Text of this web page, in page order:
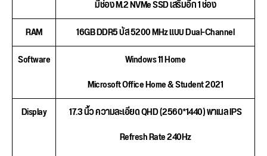
มีช่อง M.2 NVMe SSD เสริมอีก 1 ช่อง
RAM
16GB DDR5 บัส 5200 MHz แบบ Dual-Channel
Software
Windows 11 Home
Microsoft Office Home & Student 2021
Display
17.3 นิ้ว ความละเอียด QHD (2560*1440) พาเนล IPS
Refresh Rate 240Hz